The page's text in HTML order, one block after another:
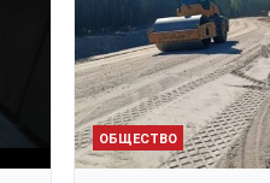
ОБЩЕСТВО